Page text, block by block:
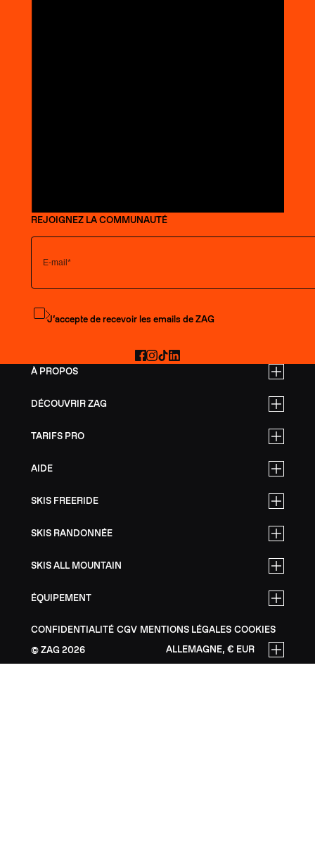
À PROPOS
DÉCOUVRIR ZAG
TARIFS PRO
AIDE
SKIS FREERIDE
SKIS RANDONNÉE
SKIS ALL MOUNTAIN
ÉQUIPEMENT
CONFIDENTIALITÉ CGV MENTIONS LÉGALES COOKIES
ZAG 2026 ALLEMAGNE, € EUR
REJOIGNEZ LA COMMUNAUTÉ
S'abonner à la newsletter
J’accepte de recevoir les emails de ZAG
Facebook
Instagram
TikTokLinkedIn